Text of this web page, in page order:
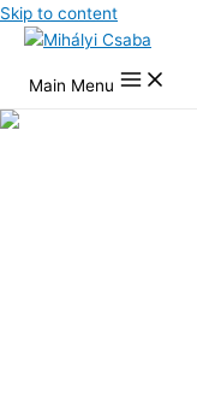
Skip to content
Main Menu